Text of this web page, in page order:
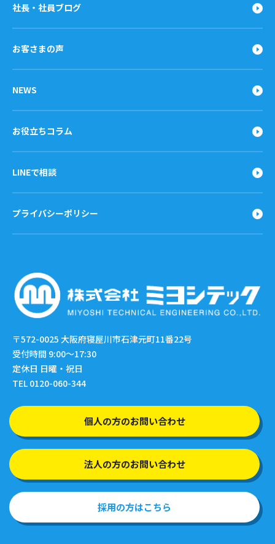
社長・社員ブログ
お客さまの声
NEWS
お役立ちコラム
LINEで相談
プライバシーポリシー
〒572-0025 大阪府寝屋川市石津元町11番22号
受付時間 9:00〜17:30
定休日 日曜・祝日
TEL 0120-060-344
個人の方のお問い合わせ
法人の方のお問い合わせ
採用の方はこちら